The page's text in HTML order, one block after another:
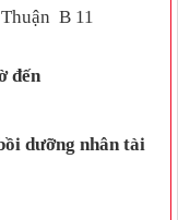
B 11
đến
dưỡng nhân tài